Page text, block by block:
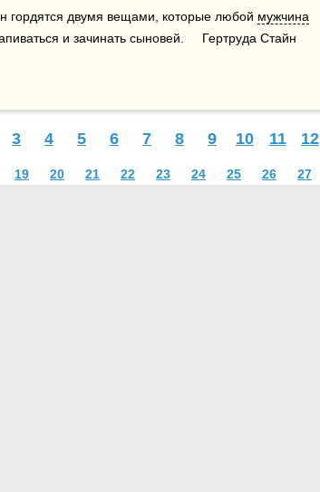
гордятся двумя вещами, которые любой мужчина
и зачинать сыновей.     Гертруда Стайн
3 4 5 6 7 8 9 10 11 12
19 20 21 22 23 24 25 26 27